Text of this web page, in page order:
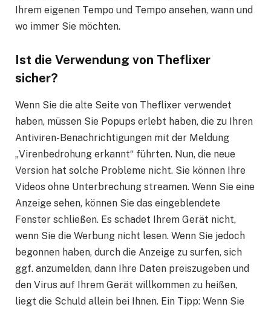
Ihrem eigenen Tempo und Tempo ansehen, wann und
wo immer Sie möchten.
Ist die Verwendung von Theflixer
sicher?
Wenn Sie die alte Seite von Theflixer verwendet
haben, müssen Sie Popups erlebt haben, die zu Ihren
Antiviren-Benachrichtigungen mit der Meldung
„Virenbedrohung erkannt“ führten. Nun, die neue
Version hat solche Probleme nicht. Sie können Ihre
Videos ohne Unterbrechung streamen. Wenn Sie eine
Anzeige sehen, können Sie das eingeblendete
Fenster schließen. Es schadet Ihrem Gerät nicht,
wenn Sie die Werbung nicht lesen. Wenn Sie jedoch
begonnen haben, durch die Anzeige zu surfen, sich
ggf. anzumelden, dann Ihre Daten preiszugeben und
den Virus auf Ihrem Gerät willkommen zu heißen,
liegt die Schuld allein bei Ihnen. Ein Tipp: Wenn Sie